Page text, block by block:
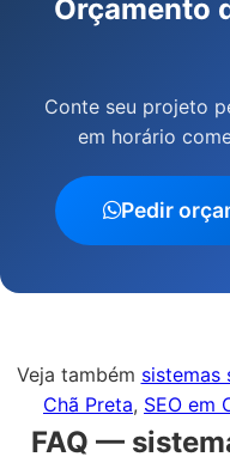
Orçamento
Conte seu projeto
em horário
Pedir
Veja também sistemas
Chã Preta, SEO em
FAQ —